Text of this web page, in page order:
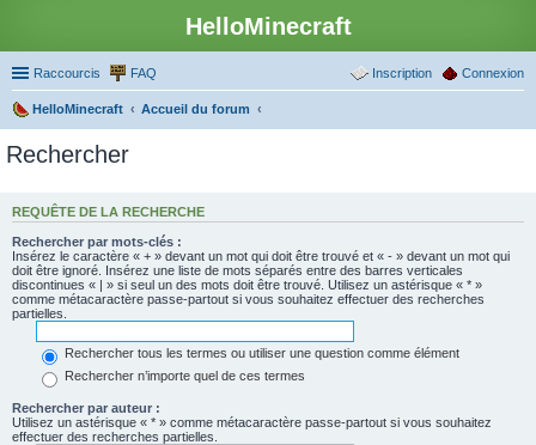
HelloMinecraft
Raccourcis FAQ Connexion
Inscription
HelloMinecraft Accueil du forum
Rechercher
REQUÊTE DE LA RECHERCHE
Rechercher par mots-clés :
Insérez le caractère « + » devant un mot qui doit être trouvé et « - » devant un mot qui
doit être ignoré. Insérez une liste de mots séparés entre des barres verticales
discontinues « | » si seul un des mots doit être trouvé. Utilisez un astérisque « * »
comme métacaractère passe-partout si vous souhaitez effectuer des recherches
partielles.
Rechercher tous les termes ou utiliser une question comme élément
Rechercher n’importe quel de ces termes
Rechercher par auteur :
Utilisez un astérisque « * » comme métacaractère passe-partout si vous souhaitez
effectuer des recherches partielles.